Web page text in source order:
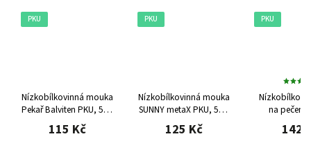
PKU
Nízkobílkovinná mouka
Pekař Balviten PKU, 500
g
115 Kč
PKU
Nízkobílkovinná mouka
SUNNY metaX PKU, 500
g
125 Kč
PKU
na pečení
Loprofin
142